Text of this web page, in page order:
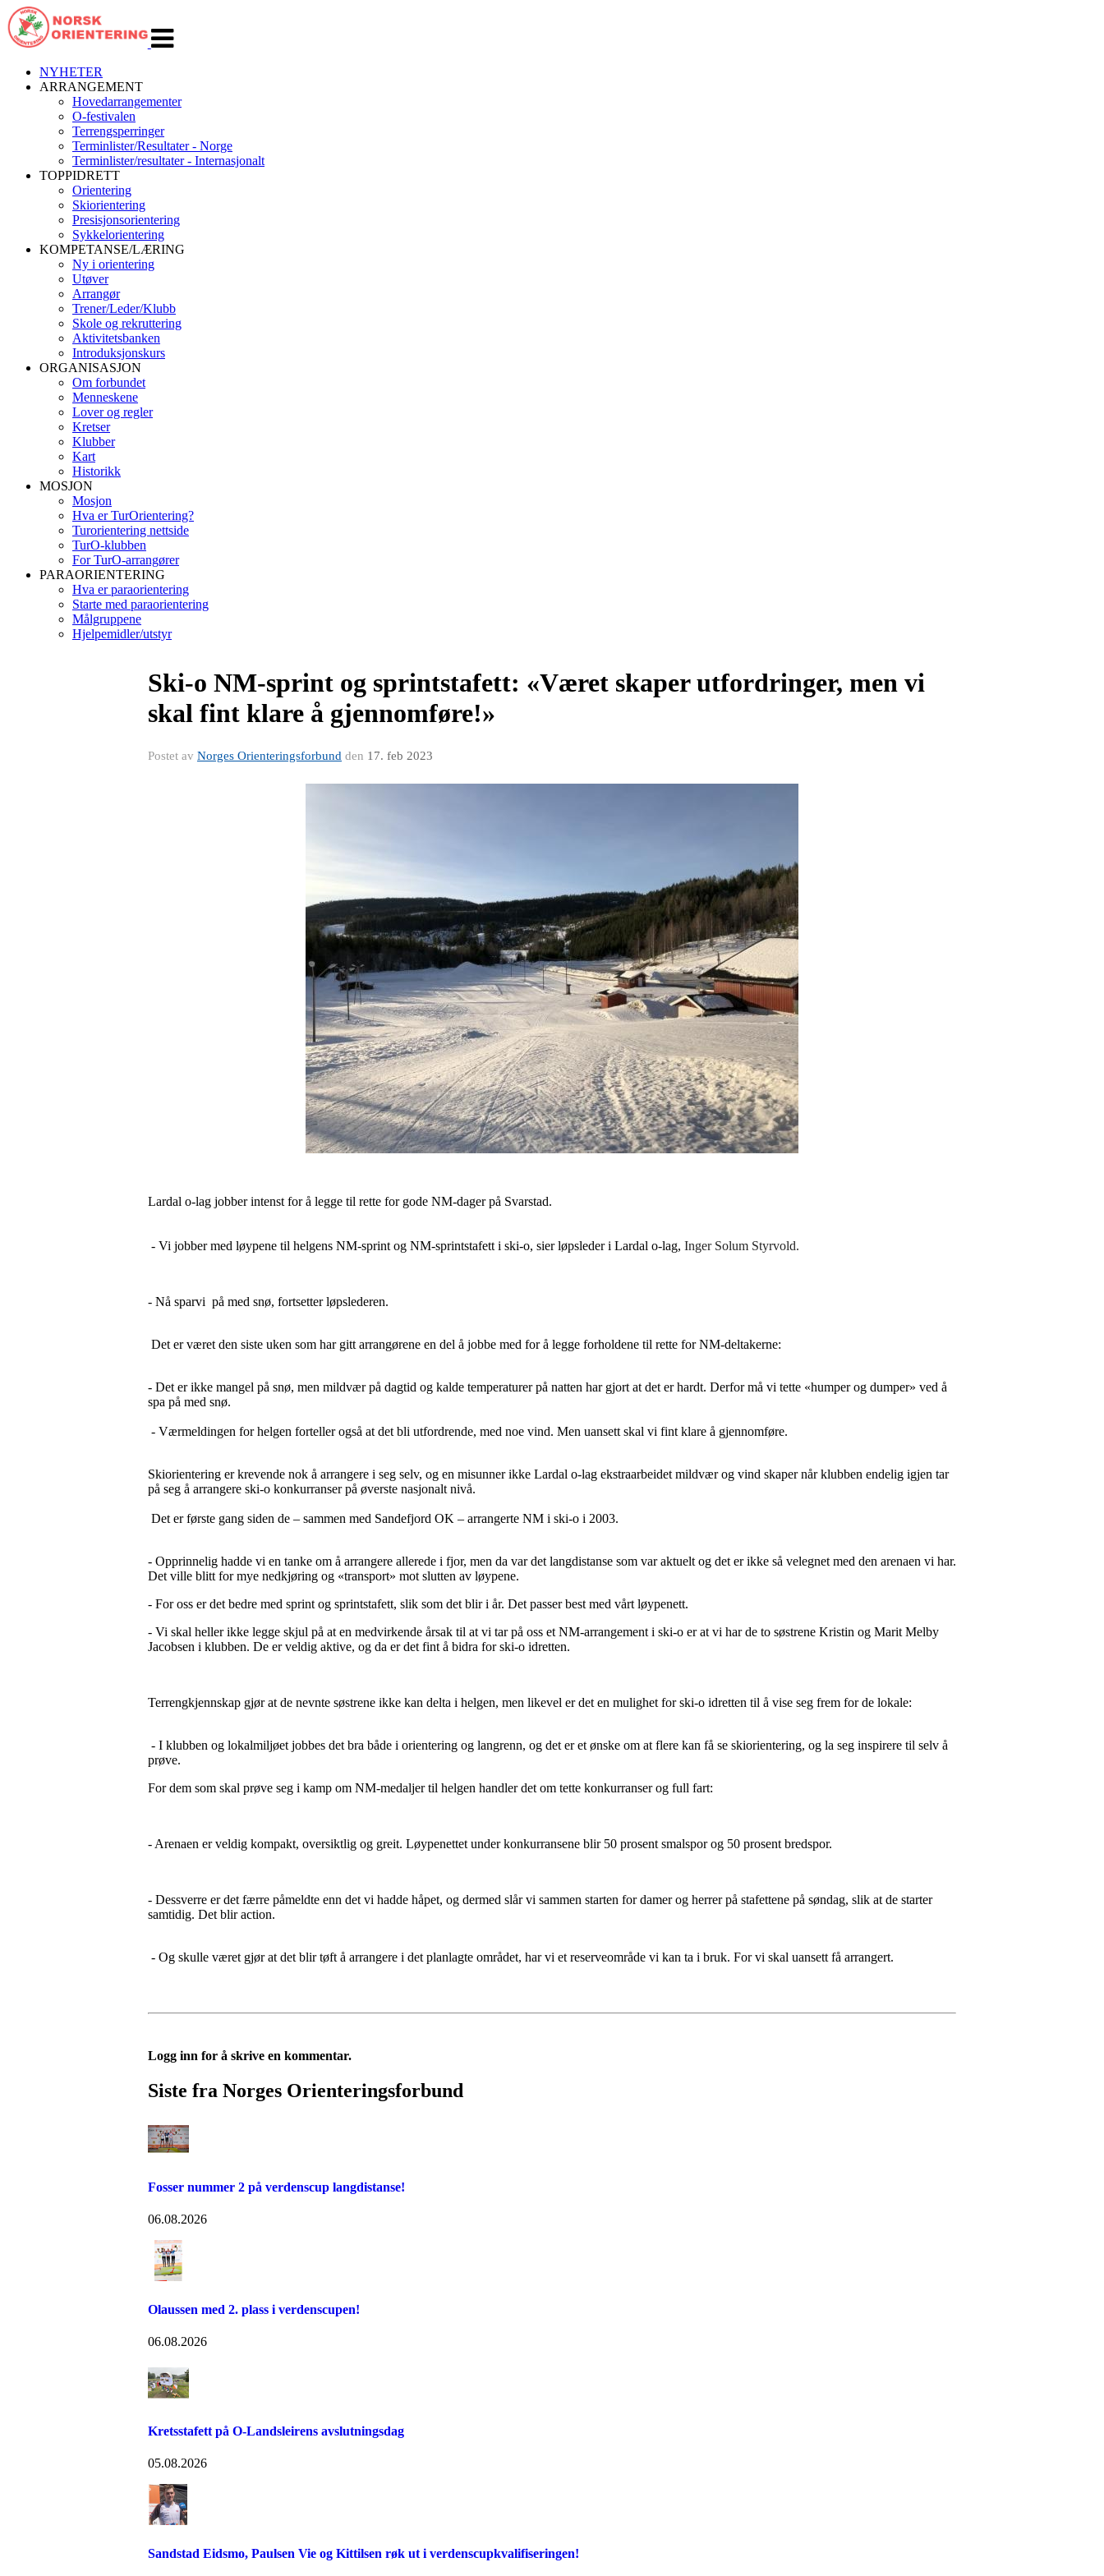
navigasjon
NYHETER
ARRANGEMENT
Hovedarrangementer
O-festivalen
Terrengsperringer
Terminlister/Resultater - Norge
Terminlister/resultater - Internasjonalt
TOPPIDRETT
Orientering
Skiorientering
Presisjonsorientering
Sykkelorientering
KOMPETANSE/LÆRING
Ny i orientering
Utøver
Arrangør
Trener/Leder/Klubb
Skole og rekruttering
Aktivitetsbanken
Introduksjonskurs
ORGANISASJON
Om forbundet
Menneskene
Lover og regler
Kretser
Klubber
Kart
Historikk
MOSJON
Mosjon
Hva er TurOrientering?
Turorientering nettside
TurO-klubben
For TurO-arrangører
PARAORIENTERING
Hva er paraorientering
Starte med paraorientering
Målgruppene
Hjelpemidler/utstyr
Ski-o NM-sprint og sprintstafett: «Været skaper utfordringer, men vi
skal fint klare å gjennomføre!»
Postet av Norges Orienteringsforbund den 17. feb 2023
Lardal o-lag jobber intenst for å legge til rette for gode NM-dager på Svarstad.
- Vi jobber med løypene til helgens NM-sprint og NM-sprintstafett i ski-o, sier løpsleder i Lardal o-lag, Inger Solum Styrvold.
- Nå sparvi på med snø, fortsetter løpslederen.
Det er været den siste uken som har gitt arrangørene en del å jobbe med for å legge forholdene til rette for NM-deltakerne:
- Det er ikke mangel på snø, men mildvær på dagtid og kalde temperaturer på natten har gjort at det er hardt. Derfor må vi tette «humper og dumper» ved å
spa på med snø.
- Værmeldingen for helgen forteller også at det bli utfordrende, med noe vind. Men uansett skal vi fint klare å gjennomføre.
Skiorientering er krevende nok å arrangere i seg selv, og en misunner ikke Lardal o-lag ekstraarbeidet mildvær og vind skaper når klubben endelig igjen tar
på seg å arrangere ski-o konkurranser på øverste nasjonalt nivå.
Det er første gang siden de – sammen med Sandefjord OK – arrangerte NM i ski-o i 2003.
- Opprinnelig hadde vi en tanke om å arrangere allerede i fjor, men da var det langdistanse som var aktuelt og det er ikke så velegnet med den arenaen vi har.
Det ville blitt for mye nedkjøring og «transport» mot slutten av løypene.
- For oss er det bedre med sprint og sprintstafett, slik som det blir i år. Det passer best med vårt løypenett.
- Vi skal heller ikke legge skjul på at en medvirkende årsak til at vi tar på oss et NM-arrangement i ski-o er at vi har de to søstrene Kristin og Marit Melby
Jacobsen i klubben. De er veldig aktive, og da er det fint å bidra for ski-o idretten.
Terrengkjennskap gjør at de nevnte søstrene ikke kan delta i helgen, men likevel er det en mulighet for ski-o idretten til å vise seg frem for de lokale:
- I klubben og lokalmiljøet jobbes det bra både i orientering og langrenn, og det er et ønske om at flere kan få se skiorientering, og la seg inspirere til selv å
prøve.
For dem som skal prøve seg i kamp om NM-medaljer til helgen handler det om tette konkurranser og full fart:
- Arenaen er veldig kompakt, oversiktlig og greit. Løypenettet under konkurransene blir 50 prosent smalspor og 50 prosent bredspor.
- Dessverre er det færre påmeldte enn det vi hadde håpet, og dermed slår vi sammen starten for damer og herrer på stafettene på søndag, slik at de starter
samtidig. Det blir action.
- Og skulle været gjør at det blir tøft å arrangere i det planlagte området, har vi et reserveområde vi kan ta i bruk. For vi skal uansett få arrangert.
Logg inn for å skrive en kommentar.
Siste fra Norges Orienteringsforbund
Fosser nummer 2 på verdenscup langdistanse!
06.08.2026
Olaussen med 2. plass i verdenscupen!
06.08.2026
Kretsstafett på O-Landsleirens avslutningsdag
05.08.2026
Sandstad Eidsmo, Paulsen Vie og Kittilsen røk ut i verdenscupkvalifiseringen!